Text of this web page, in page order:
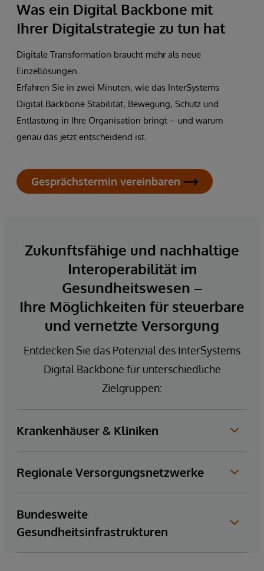
Was ein Digital Backbone mit
Ihrer Digitalstrategie zu tun hat
Digitale Transformation braucht mehr als neue
Einzellösungen.
Erfahren Sie in zwei Minuten, wie das InterSystems
Digital Backbone Stabilität, Bewegung, Schutz und
Entlastung in Ihre Organisation bringt – und warum
genau das jetzt entscheidend ist.
Gesprächstermin vereinbaren
Zukunftsfähige und nachhaltige
Interoperabilität im
Gesundheitswesen –
Ihre Möglichkeiten für steuerbare
und vernetzte Versorgung
Entdecken Sie das Potenzial des InterSystems
Digital Backbone für unterschiedliche
Zielgruppen:
Krankenhäuser & Kliniken
Mehrwerte des Digital Backbone
Regionale Versorgungsnetzwerke
Mehrwerte des Digital Backbone
Bundesweite
Gesundheitsinfrastrukturen